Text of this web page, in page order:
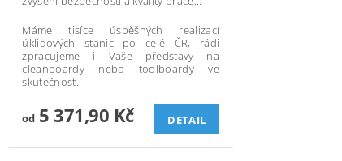
Máme tisíce úspěšných realizací
úklidových stanic po celé ČR, rádi
zpracujeme i Vaše představy na
cleanboardy nebo toolboardy ve
skutečnost.
od5 371,90 Kč DETAIL